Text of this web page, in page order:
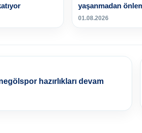
yaşanmadan
01.08.2026
hazırlıkları devam